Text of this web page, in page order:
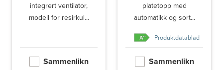
integrert ventilator,
modell for resirkul...
Sammenlikn
platetopp med
automatikk og sort...
Produktdatablad
Sammenlikn